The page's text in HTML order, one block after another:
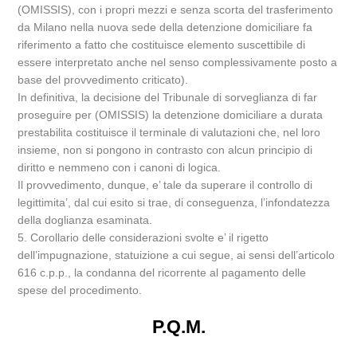
(OMISSIS), con i propri mezzi e senza scorta del trasferimento
da Milano nella nuova sede della detenzione domiciliare fa
riferimento a fatto che costituisce elemento suscettibile di
essere interpretato anche nel senso complessivamente posto a
base del provvedimento criticato).
In definitiva, la decisione del Tribunale di sorveglianza di far
proseguire per (OMISSIS) la detenzione domiciliare a durata
prestabilita costituisce il terminale di valutazioni che, nel loro
insieme, non si pongono in contrasto con alcun principio di
diritto e nemmeno con i canoni di logica.
Il provvedimento, dunque, e’ tale da superare il controllo di
legittimita’, dal cui esito si trae, di conseguenza, l’infondatezza
della doglianza esaminata.
5. Corollario delle considerazioni svolte e’ il rigetto
dell’impugnazione, statuizione a cui segue, ai sensi dell’articolo
616 c.p.p., la condanna del ricorrente al pagamento delle
spese del procedimento.
P.Q.M.